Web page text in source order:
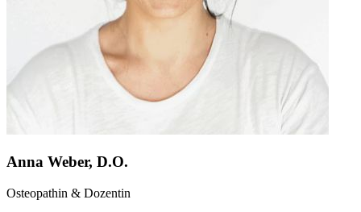
Anna Weber, D.O.
Osteopathin & Dozentin